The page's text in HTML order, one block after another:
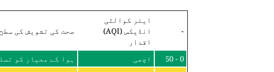
-
ایئر کوالٹی
انڈیکس (AQI)
اقدار
صحت کی تشویش کی سطح
0 - 50 اچھی ہوا کے معیار کو